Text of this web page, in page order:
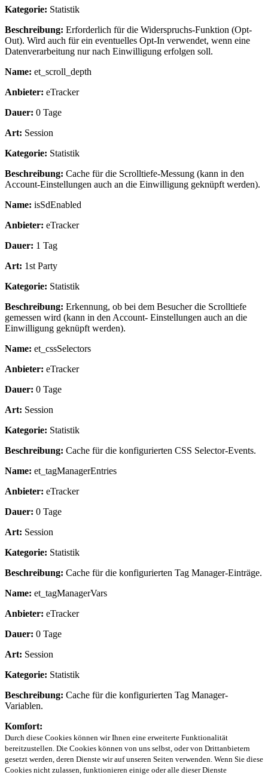
Kategorie: Statistik
Beschreibung: Erforderlich für die Widerspruchs-Funktion (Opt-
Out). Wird auch für ein eventuelles Opt-In verwendet, wenn eine
Datenverarbeitung nur nach Einwilligung erfolgen soll.
Name: et_scroll_depth
Anbieter: eTracker
Dauer: 0 Tage
Art: Session
Kategorie: Statistik
Beschreibung: Cache für die Scrolltiefe-Messung (kann in den
Account-Einstellungen auch an die Einwilligung geknüpft werden).
Name: isSdEnabled
Anbieter: eTracker
Dauer: 1 Tag
Art: 1st Party
Kategorie: Statistik
Beschreibung: Erkennung, ob bei dem Besucher die Scrolltiefe
gemessen wird (kann in den Account- Einstellungen auch an die
Einwilligung geknüpft werden).
Name: et_cssSelectors
Anbieter: eTracker
Dauer: 0 Tage
Art: Session
Kategorie: Statistik
Beschreibung: Cache für die konfigurierten CSS Selector-Events.
Name: et_tagManagerEntries
Anbieter: eTracker
Dauer: 0 Tage
Art: Session
Kategorie: Statistik
Beschreibung: Cache für die konfigurierten Tag Manager-Einträge.
Name: et_tagManagerVars
Anbieter: eTracker
Dauer: 0 Tage
Art: Session
Kategorie: Statistik
Beschreibung: Cache für die konfigurierten Tag Manager-
Variablen.
Komfort:
Durch diese Cookies können wir Ihnen eine erweiterte Funktionalität
bereitzustellen. Die Cookies können von uns selbst, oder von Drittanbietern
gesetzt werden, deren Dienste wir auf unseren Seiten verwenden. Wenn Sie diese
Cookies nicht zulassen, funktionieren einige oder alle dieser Dienste